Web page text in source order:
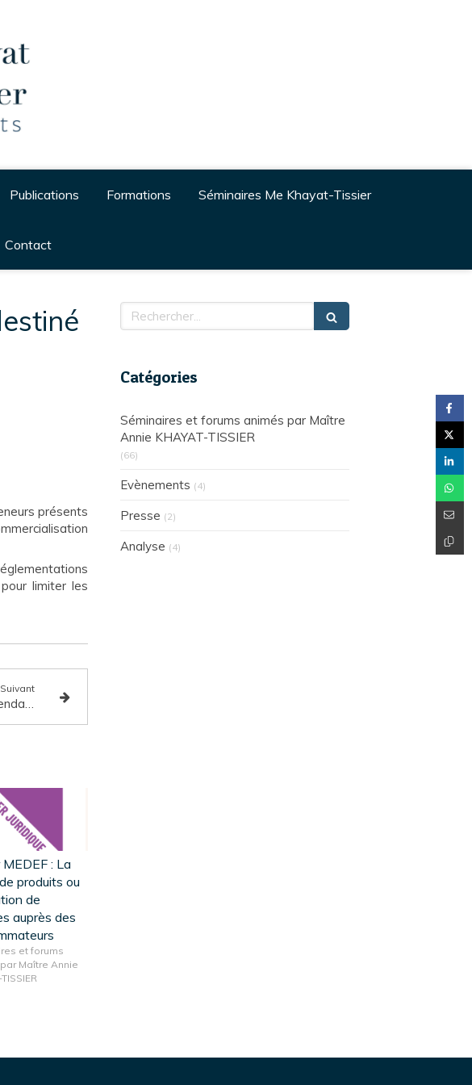
Publications Formations Séminaires Me Khayat-Tissier
Contact
présents
limiter les
Suivant
: La
produits ou
de
auprès des
et forums
Maître Annie
Rechercher
Catégories
Séminaires et forums animés par Maître
Annie KHAYAT-TISSIER
(66)
Evènements (4)
Presse (2)
Analyse (4)
pour contrôler la manière dont vos informations sont manipulées.